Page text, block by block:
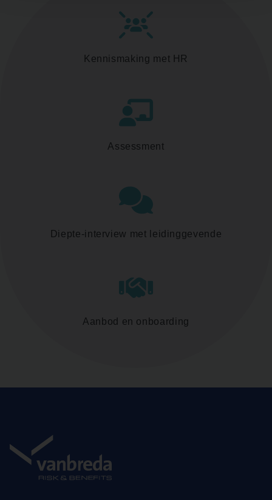
Kennismaking met HR
Assessment
Diepte-interview met leidinggevende
Aanbod en onboarding